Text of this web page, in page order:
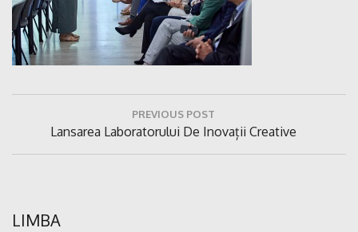
articole
PREVIOUS POST
Previous
Post:
Lansarea Laboratorului De Inovații Creative
LIMBA